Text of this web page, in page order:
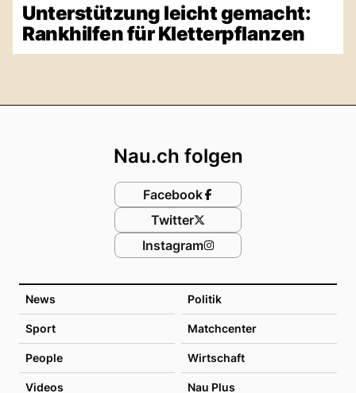
Unterstützung leicht gemacht:
Rankhilfen für Kletterpflanzen
News Politik
Sport Matchcenter
People Wirtschaft
Videos Nau Plus
Nau.ch folgen
Facebook
Twitter
Instagram